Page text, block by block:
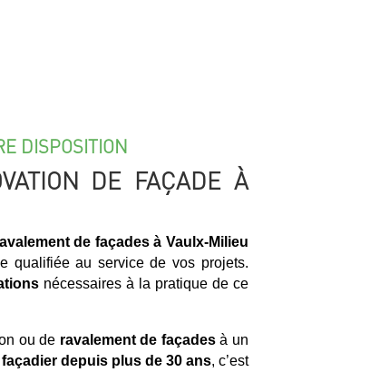
DISPOSITION
DE FAÇADE À
de façades à Vaulx-Milieu
qualifiée au service de vos projets.
nécessaires à la pratique de ce
ou de ravalement de façadesà un
depuis plus de 30 ans, c’est